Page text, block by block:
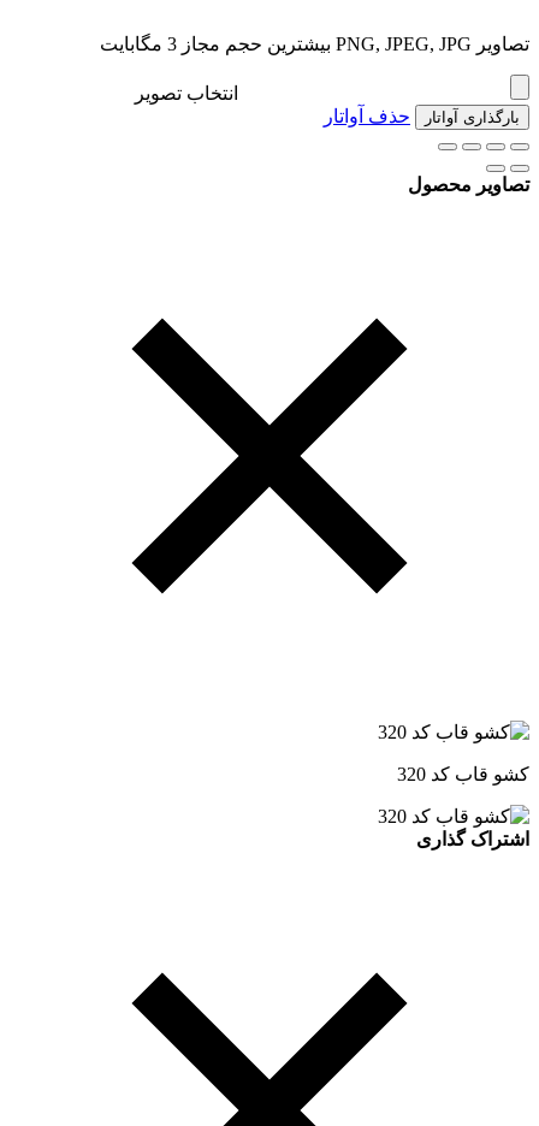
تصاویر PNG, JPEG, JPG بیشترین حجم مجاز 3 مگابایت
انتخاب تصویر
بارگذاری آواتار حذف آواتار
تصاویر محصول
کشو قاب کد 320
اشتراک گذاری